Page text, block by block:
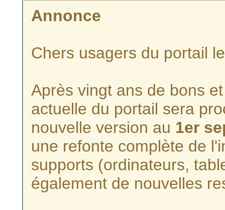
Annonce
Chers usagers du portail
Après vingt ans de bons
actuelle du portail sera
nouvelle version au 1er
une refonte complète de
supports (ordinateurs,
également de nouvelles